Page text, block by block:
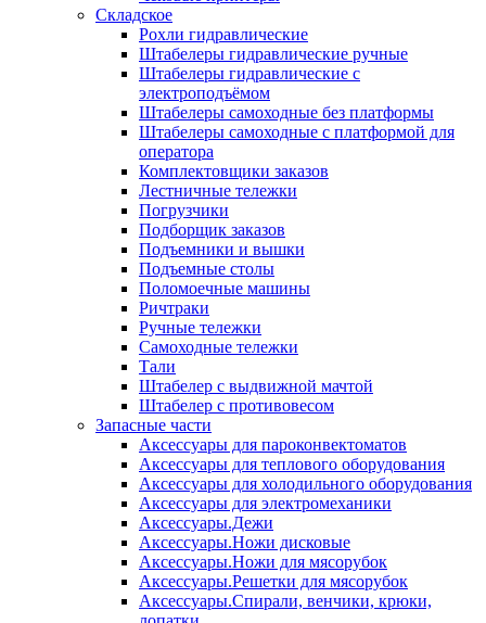
Складское
Рохли гидравлические
Штабелеры гидравлические ручные
Штабелеры гидравлические с
электроподъёмом
Штабелеры самоходные без платформы
Штабелеры самоходные с платформой для
оператора
Комплектовщики заказов
Лестничные тележки
Погрузчики
Подборщик заказов
Подъемники и вышки
Подъемные столы
Поломоечные машины
Ричтраки
Ручные тележки
Самоходные тележки
Тали
Штабелер с выдвижной мачтой
Штабелер с противовесом
Запасные части
Аксессуары для пароконвектоматов
Аксессуары для теплового оборудования
Аксессуары для холодильного оборудования
Аксессуары для электромеханики
Аксессуары.Дежи
Аксессуары.Ножи дисковые
Аксессуары.Ножи для мясорубок
Аксессуары.Решетки для мясорубок
Аксессуары.Спирали, венчики, крюки,